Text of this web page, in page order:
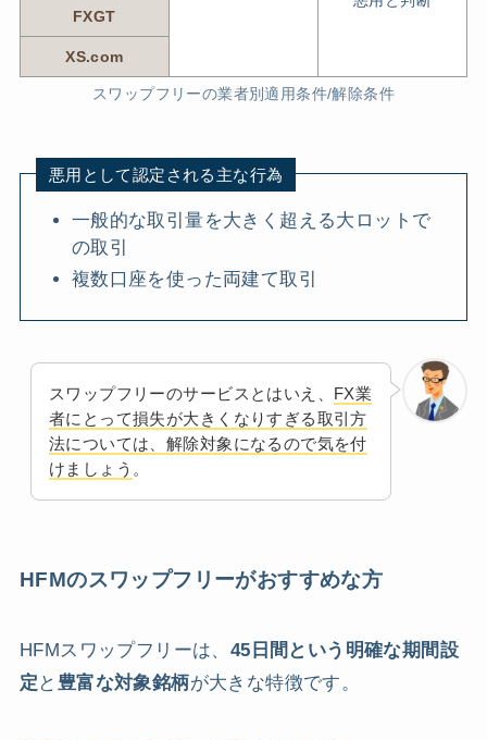
FXGT
XS.com
スワップフリーの業者別適用条件/解除条件
悪用として認定される主な行為
一般的な取引量を大きく超える大ロットで
の取引
複数口座を使った両建て取引
スワップフリーのサービスとはいえ、 FX業
者にとって損失が大きくなりすぎる取引方
法については、解除対象になるので気を付
けましょう 。
HFMのスワップフリーがおすすめな方
HFMスワップフリーは、 45日間という明確な期間設
定 と 豊富な対象銘柄が大きな特徴です。